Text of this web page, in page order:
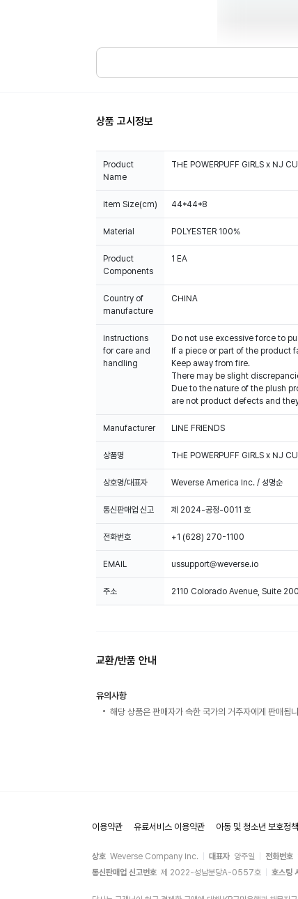
상품 고시정보
Product
Name
THE POWERPUFF GIRLS x NJ
Item Size(cm) 44*44*8
Material POLYESTER 100%
Product
Components
1 EA
Country of
manufacture
CHINA
Instructions
for care and
handling
Do not use excessive force to
If a piece or part of the product
Keep away from fire.
There may be slight
Due to the nature of the plush
are not product defects and
Manufacturer LINE FRIENDS
상품명 THE POWERPUFF GIRLS x NJ
상호명/대표자 Weverse America Inc. / 성명순
통신판매업 신고 제 2024-공정-0011 호
전화번호 +1 (628) 270-1100
EMAIL ussupport@weverse.io
주소 2110 Colorado Avenue, Suite
교환/반품 안내
유의사항
해당 상품은 판매자가 속한 국가의 거주자에게 판매됩
이용약관 유료서비스 이용약관 아동 및 청소년 보호정책
상호 Weverse Company Inc. 대표자 양주일 전화번호
통신판매업 신고번호 제 2022-성남분당A-0557호 호스팅